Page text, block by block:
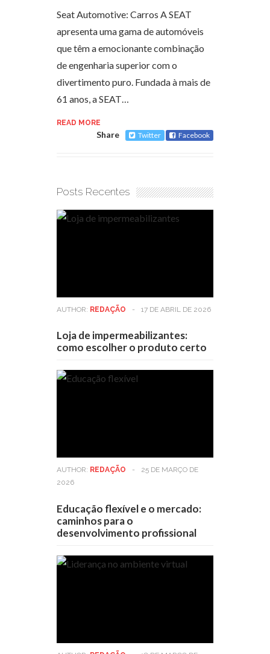
Seat Automotive: Carros A SEAT
apresenta uma gama de automóveis
que têm a emocionante combinação
de engenharia superior com o
divertimento puro. Fundada à mais de
61 anos, a SEAT…
READ MORE
Share Twitter Facebook
Posts Recentes
AUTHOR: REDAÇÃO - 17 DE ABRIL DE 2026
Loja de impermeabilizantes:
como escolher o produto certo
AUTHOR: REDAÇÃO -
25 DE MARÇO DE
2026
Educação flexível e o mercado:
caminhos para o
desenvolvimento profissional